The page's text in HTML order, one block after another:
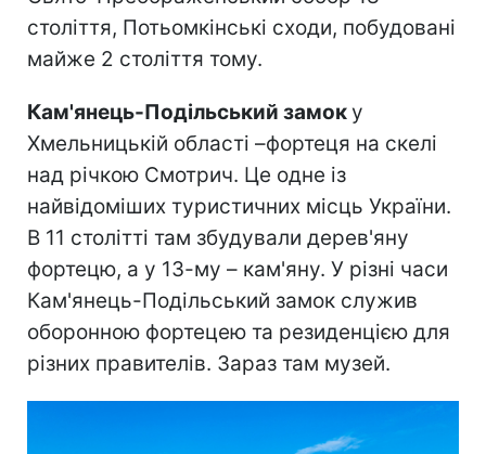
століття, Потьомкінські сходи, побудовані
майже 2 століття тому.
Кам'янець-Подільський замоку
Хмельницькій області –фортеця на скелі
над річкою Смотрич. Це одне із
найвідоміших туристичних місць України.
В 11 столітті там збудували дерев'яну
фортецю, а у 13-му – кам'яну. У різні часи
Кам'янець-Подільський замок служив
оборонною фортецею та резиденцією для
різних правителів. Зараз там музей.